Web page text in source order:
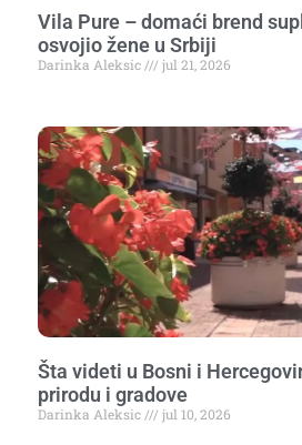
Vila Pure – domaći brend
osvojio žene u Srbiji
Darinka Aleksic jul 21, 2026
Šta videti u Bosni i
prirodu i gradove
Darinka Aleksic jul 10, 2026